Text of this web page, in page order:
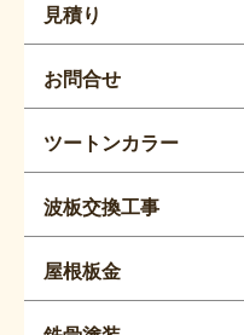
見積り
お問合せ
ツートンカラー
波板交換工事
屋根板金